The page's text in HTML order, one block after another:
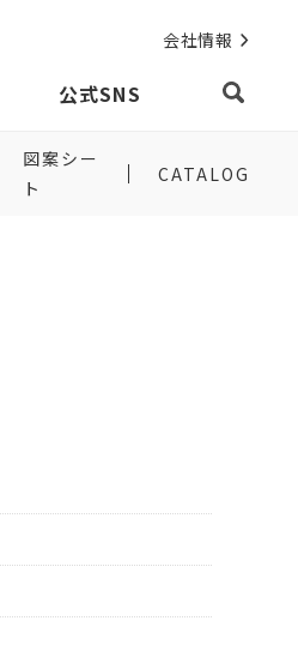
会社情報
公式SNS
図案シー
ト
CATALOG